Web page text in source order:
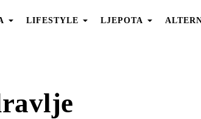
LIFESTYLE LJEPOTA